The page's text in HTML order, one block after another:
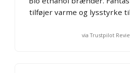
tilføjer varme og lysstyrke
via Trustpilot